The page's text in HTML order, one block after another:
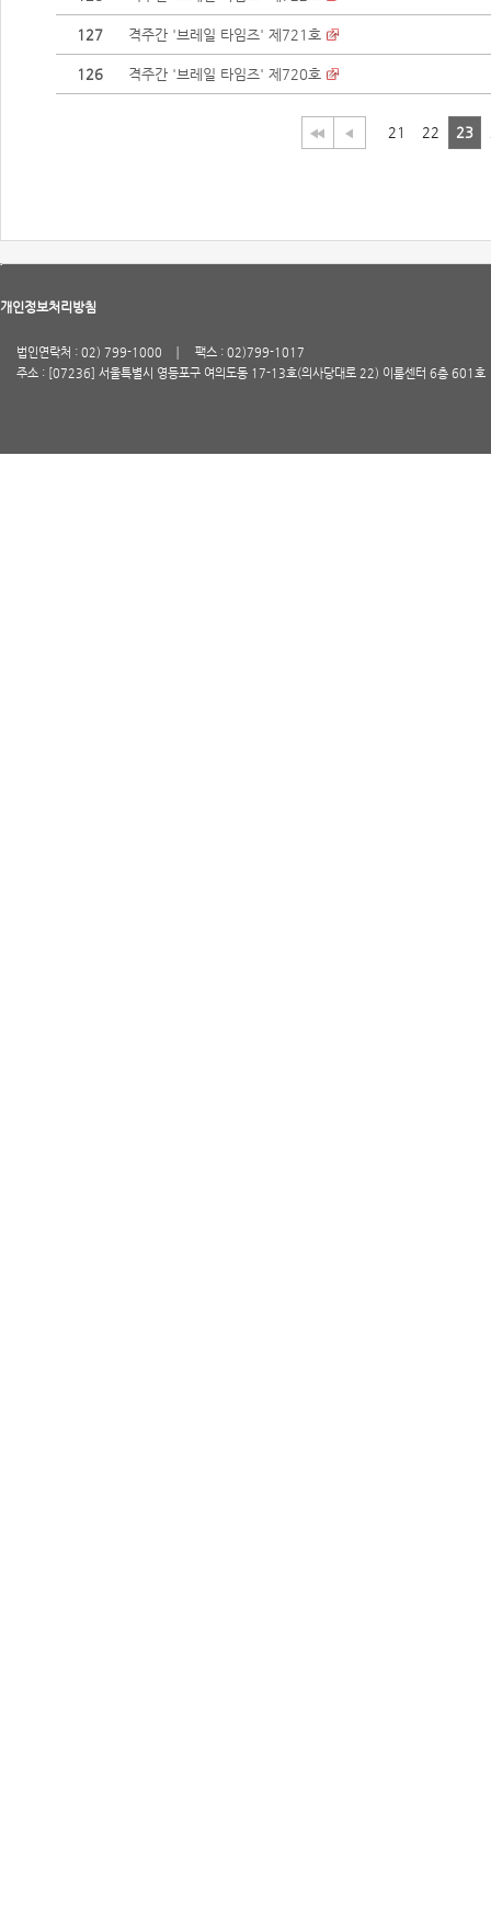
127 격주간 '브레일 타임즈' 제721호
126 격주간 '브레일 타임즈' 제720호
21 22 23
개인정보처리방침
법인연락처 : 02) 799-1000
팩스 : 02)799-1017
주소 : [07236] 서울특별시 영등포구 여의도동 17-13호(의사당대로 22) 이룸센터 6층 601호